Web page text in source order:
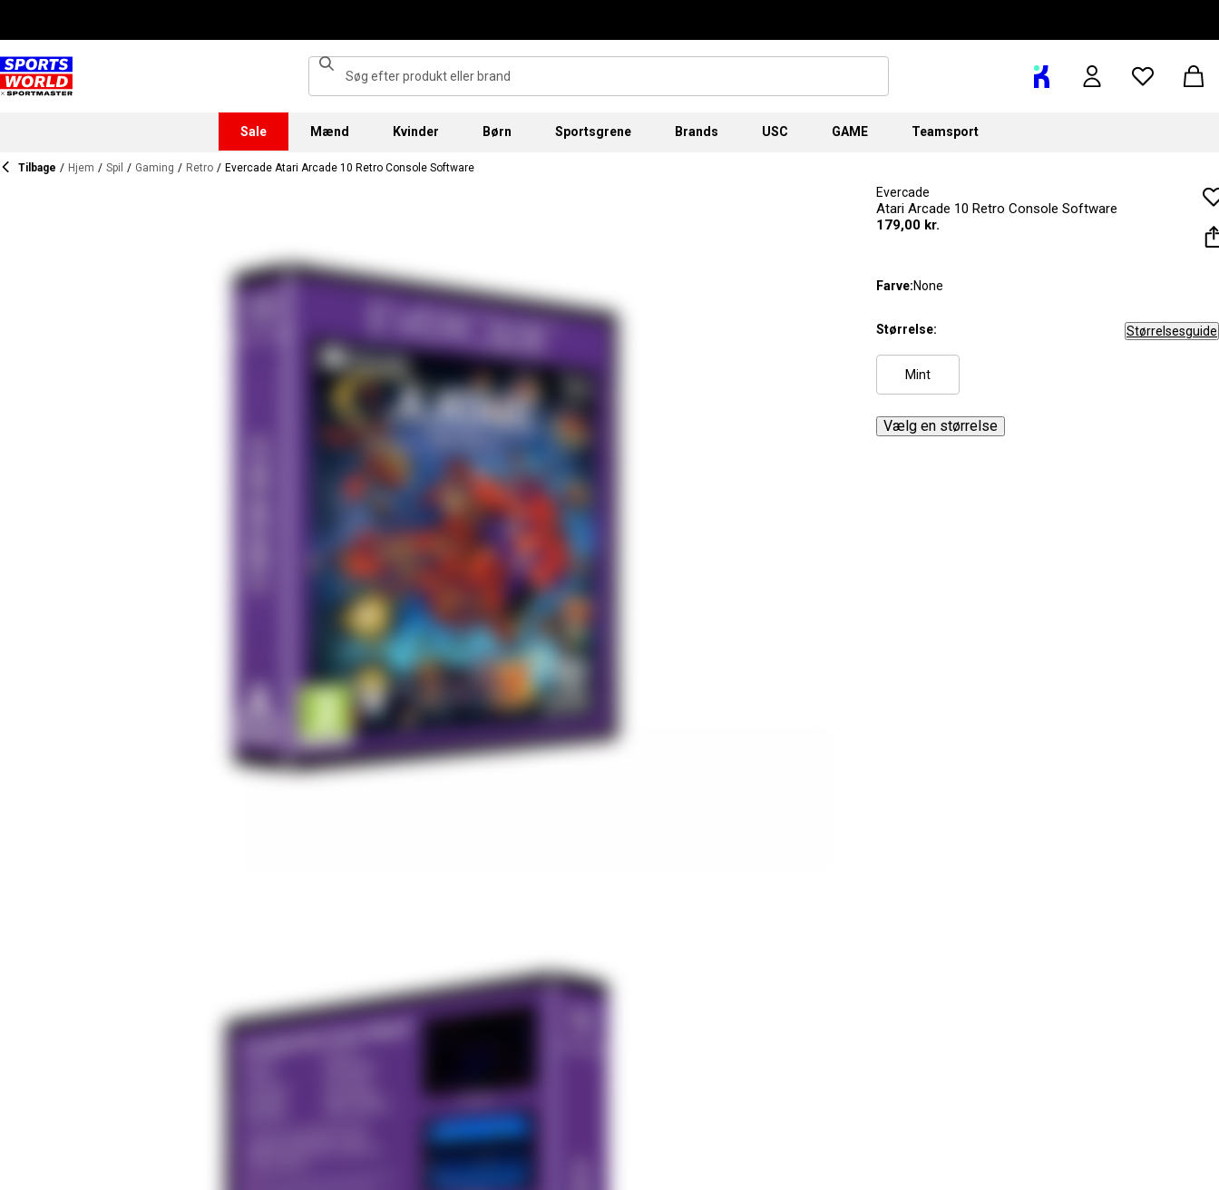
Sale Mænd Kvinder Børn Sportsgrene Brands USC GAME Teamsport
Tilbage / Hjem / Spil / Gaming / Retro / Evercade Atari Arcade 10 Retro Console Software
Evercade
Atari Arcade 10 Retro Console Software
179,00 kr.
Farve:None
Størrelse: Størrelsesguide
Mint
Vælg en størrelse